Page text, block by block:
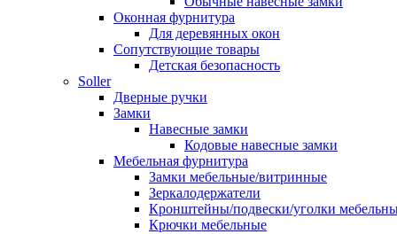
Оконная фурнитура
Для деревянных окон
Сопутствующие товары
Детская безопасность
Soller
Дверные ручки
Замки
Навесные замки
Кодовые навесные замки
Мебельная фурнитура
Замки мебельные/витринные
Зеркалодержатели
Кронштейны/подвески/уголки
Крючки мебельные